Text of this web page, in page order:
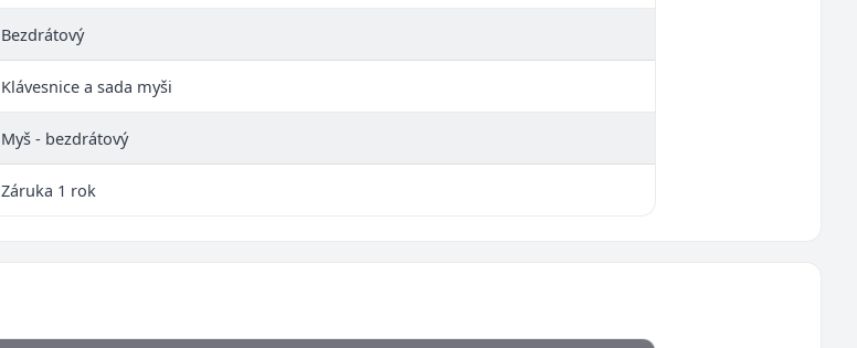
Bezdrátový
Klávesnice a sada myši
Myš - bezdrátový
Záruka 1 rok